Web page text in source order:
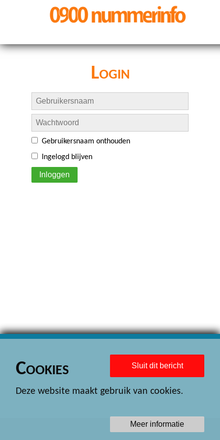
Login
Gebruikersnaam onthouden
Ingelogd blijven
Inloggen
Sluit dit bericht
Cookies
Deze website maakt gebruik van cookies.
Meer informatie